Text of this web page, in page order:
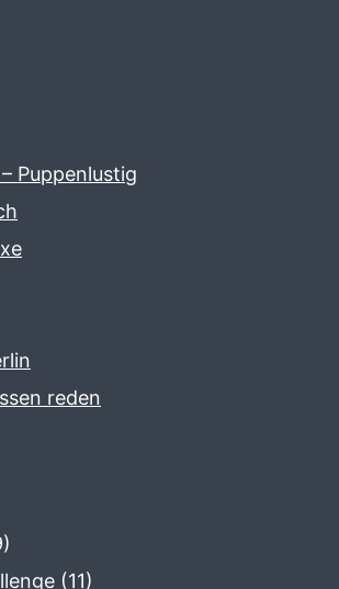
Puppenlustig
reden
(11)